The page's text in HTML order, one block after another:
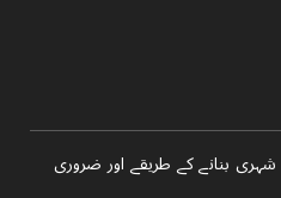
شہری بنانے کے طریقے اور ضروری